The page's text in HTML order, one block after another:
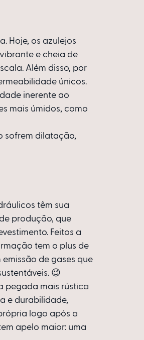
Hoje, os azulejos
e cheia de
Além disso, por
únicos.
inerente ao
mais úmidos, como
sofrem dilatação,
têm sua
produção, que
Feitos a
tem o plus de
de gases que
😉
pegada mais rústica
e durabilidade,
logo após a
apelo maior: uma